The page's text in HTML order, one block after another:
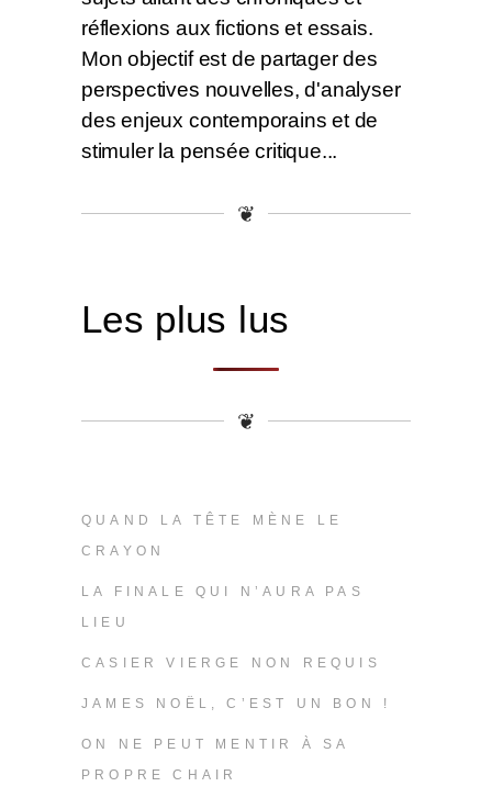
réflexions aux fictions et essais.
Mon objectif est de partager des
perspectives nouvelles, d'analyser
des enjeux contemporains et de
stimuler la pensée critique...
❦
Les plus lus
❦
QUAND LA TÊTE MÈNE LE
CRAYON
LA FINALE QUI N’AURA PAS
LIEU
CASIER VIERGE NON REQUIS
JAMES NOËL, C’EST UN BON !
ON NE PEUT MENTIR À SA
PROPRE CHAIR